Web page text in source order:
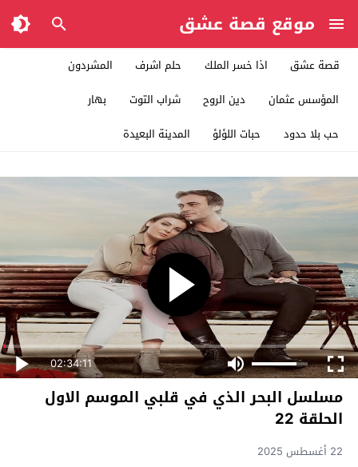
موقع قصة عشق
قصة عشق اذا خسر الملك حلم اشرف
المشردون
المؤسس عثمان
دين الروح شراب التوت
بهار
حب بلا حدود
حبات اللؤلؤ المدينة البعيدة
02:34:11
مسلسل البحر الذي في قلبي الموسم الاول
الحلقة 22
22 أغسطس 2025